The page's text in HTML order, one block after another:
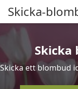
Skicka-
Skicka
Skicka ett blombud